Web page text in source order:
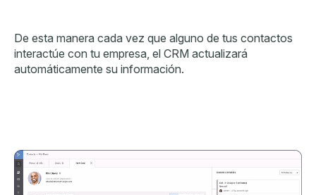
De esta manera cada vez que alguno de tus contactos
interactúe con tu empresa, el CRM actualizará
automáticamente su información.